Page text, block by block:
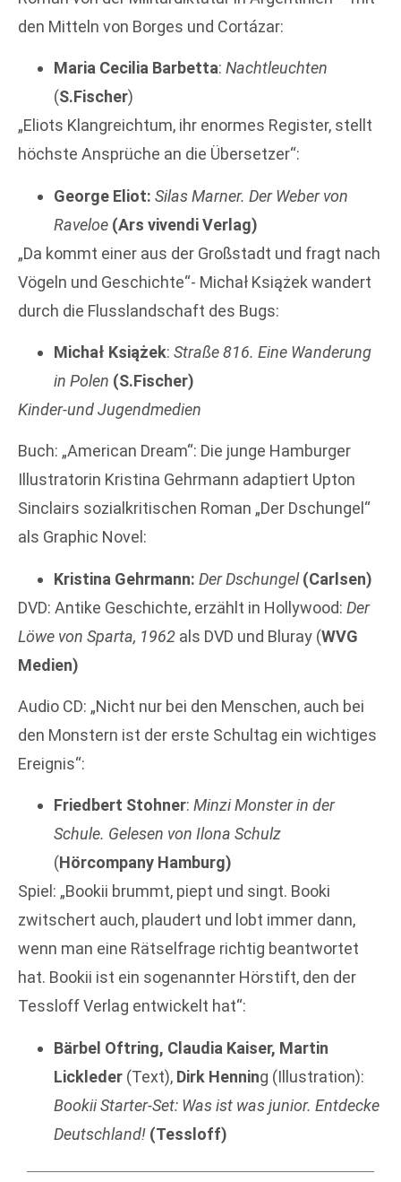
den Mitteln von Borges und Cortázar:
Maria Cecilia Barbetta: Nachtleuchten
(S.Fischer)
„Eliots Klangreichtum, ihr enormes Register, stellt
höchste Ansprüche an die Übersetzer“:
George Eliot: Silas Marner. Der Weber von
Raveloe (Ars vivendi Verlag)
„Da kommt einer aus der Großstadt und fragt nach
Vögeln und Geschichte“- Michał Książek wandert
durch die Flusslandschaft des Bugs:
Michał Książek: Straße 816. Eine Wanderung
in Polen (S.Fischer)
Kinder-und Jugendmedien
Buch: „American Dream“: Die junge Hamburger
Illustratorin Kristina Gehrmann adaptiert Upton
Sinclairs sozialkritischen Roman „Der Dschungel“
als Graphic Novel:
Kristina Gehrmann: Der Dschungel (Carlsen)
DVD: Antike Geschichte, erzählt in Hollywood: Der
Löwe von Sparta, 1962 als DVD und Bluray (WVG
Medien)
Audio CD: „Nicht nur bei den Menschen, auch bei
den Monstern ist der erste Schultag ein wichtiges
Ereignis“:
Friedbert Stohner: Minzi Monster in der
Schule. Gelesen von Ilona Schulz
(Hörcompany Hamburg)
Spiel: „Bookii brummt, piept und singt. Booki
zwitschert auch, plaudert und lobt immer dann,
wenn man eine Rätselfrage richtig beantwortet
hat. Bookii ist ein sogenannter Hörstift, den der
Tessloff Verlag entwickelt hat“:
Bärbel Oftring, Claudia Kaiser, Martin
Lickleder (Text), Dirk Henning (Illustration):
Bookii Starter-Set: Was ist was junior. Entdecke
Deutschland! (Tessloff)